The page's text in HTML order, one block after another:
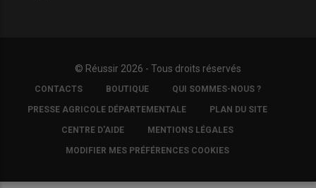
© Réussir 2026 - Tous droits réservés
FOOTER
COPYRIGHT
CONTACTS BOUTIQUE QUI SOMMES-NOUS ?
PRESSE AGRICOLE DÉPARTEMENTALE PLAN DU SITE
CENTRE D'AIDE MENTIONS LÉGALES
MODIFIER MES PRÉFÉRENCES COOKIES